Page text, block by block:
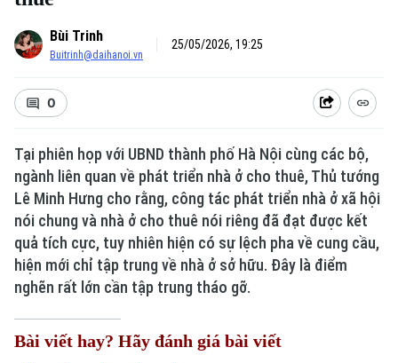
Bùi Trinh
Buitrinh@daihanoi.vn
25/05/2026, 19:25
0
Tại phiên họp với UBND thành phố Hà Nội cùng các bộ,
ngành liên quan về phát triển nhà ở cho thuê, Thủ tướng
Lê Minh Hưng cho rằng, công tác phát triển nhà ở xã hội
nói chung và nhà ở cho thuê nói riêng đã đạt được kết
quả tích cực, tuy nhiên hiện có sự lệch pha về cung cầu,
hiện mới chỉ tập trung về nhà ở sở hữu. Đây là điểm
nghẽn rất lớn cần tập trung tháo gỡ.
Bài viết hay? Hãy đánh giá bài viết